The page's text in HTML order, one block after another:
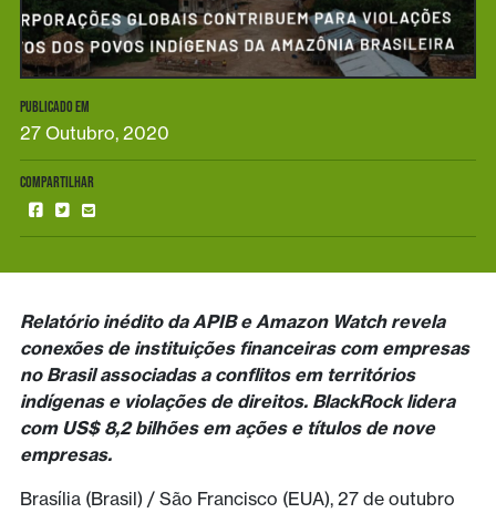
PUBLICADO EM
27 Outubro, 2020
COMPARTILHAR
Relatório inédito da APIB e Amazon Watch revela
conexões de instituições financeiras com empresas
no Brasil associadas a conflitos em territórios
indígenas e violações de direitos. BlackRock lidera
com US$ 8,2 bilhões em ações e títulos de nove
empresas.
Brasília (Brasil) / São Francisco (EUA), 27 de outubro